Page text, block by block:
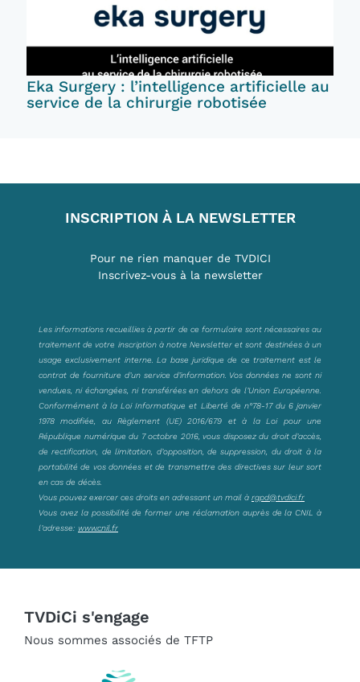
Eka Surgery : l’intelligence artificielle au
service de la chirurgie robotisée
INSCRIPTION À LA NEWSLETTER
Pour ne rien manquer de TVDICI
Inscrivez-vous à la newsletter
Les informations recueillies à partir de ce formulaire sont nécessaires au
traitement de votre inscription à notre Newsletter et sont destinées à un
usage exclusivement interne. La base juridique de ce traitement est le
contrat de fourniture d’un service d’information. Vos données ne sont ni
vendues, ni échangées, ni transférées en dehors de l’Union Européenne.
Conformément à la Loi Informatique et Liberté de n°78-17 du 6 janvier
1978 modifiée, au Règlement (UE) 2016/679 et à la Loi pour une
République numérique du 7 octobre 2016, vous disposez du droit d’accès,
de rectification, de limitation, d’opposition, de suppression, du droit à la
portabilité de vos données et de transmettre des directives sur leur sort
en cas de décès.
Vous pouvez exercer ces droits en adressant un mail à rgpd@tvdici.fr
Vous avez la possibilité de former une réclamation auprès de la CNIL à
l’adresse: www.cnil.fr
TVDiCi s'engage
Nous sommes associés de TFTP